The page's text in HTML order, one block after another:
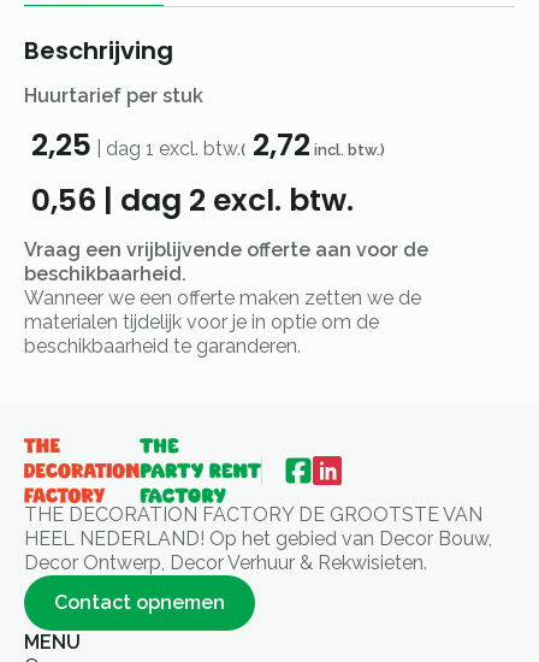
Beschrijving
Huurtarief per stuk
2,25 dag 1 excl. btw.( 2,72 incl. btw.)
0,56 | dag 2 excl. btw.
Vraag een vrijblijvende offerte aan voor de
beschikbaarheid.
Wanneer we een offerte maken zetten we de
materialen tijdelijk voor je in optie om de
beschikbaarheid te garanderen.
THE DECORATION FACTORY DE GROOTSTE VAN
HEEL NEDERLAND! Op het gebied van Decor Bouw,
Decor Ontwerp, Decor Verhuur & Rekwisieten.
Contact opnemen
MENU